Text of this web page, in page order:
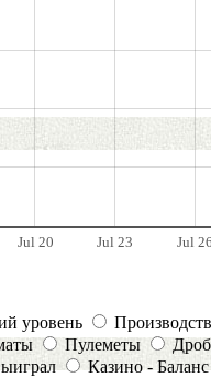
Jul 20 Jul 23 Jul
уровень
Пулеметы
Казино - Баланс